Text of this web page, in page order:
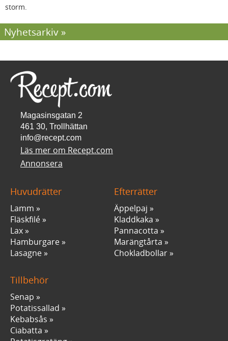
storm.
Nyhetsarkiv
Magasinsgatan 2
461 30, Trollhättan
info@recept.com
Läs mer om Recept.com
Annonsera
Huvudrätter
Lamm
Fläskfilé
Lax
Hamburgare
Lasagne
Efterrätter
Äppelpaj
Kladdkaka
Pannacotta
Marängtårta
Chokladbollar
Tillbehör
Senap
Potatissallad
Kebabsås
Ciabatta